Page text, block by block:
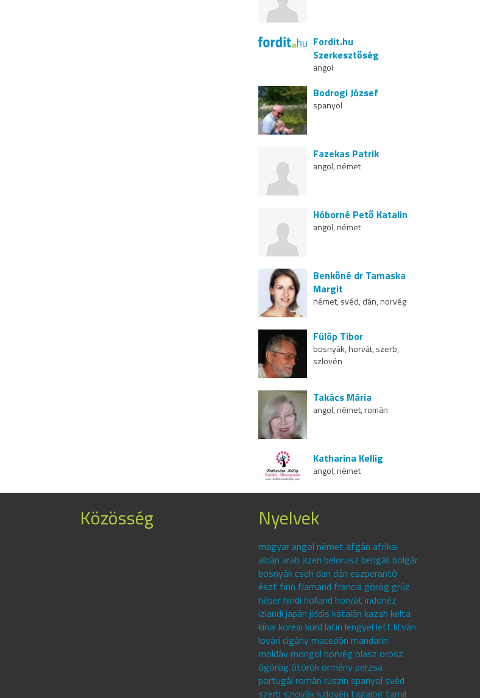
Fordit.hu
Szerkesztőség
angol
Bodrogi József
spanyol
Fazekas Patrik
angol, német
Hóborné Pető Katalin
angol, német
Benkőné dr Tamaska
Margit
német, svéd, dán, norvég
Fülöp Tibor
bosnyák, horvát, szerb,
szlovén
Takács Mária
angol, német, román
Katharina Kellig
angol, német
Közösség Nyelvek
magyar angol német afgán afrikai
albán arab azeri belorusz bengáli bolgár
bosnyák cseh dari dán eszperantó
észt finn flamand francia görög grúz
héber hindi holland horvát indonéz
izlandi japán jiddis katalán kazah kelta
kínai koreai kurd latin lengyel lett litván
lovári cigány macedón mandarin
moldáv mongol norvég olasz orosz
ógörög ótörök örmény perzsa
portugál román ruszin spanyol svéd
szerb szlovák szlovén tagalog tamil